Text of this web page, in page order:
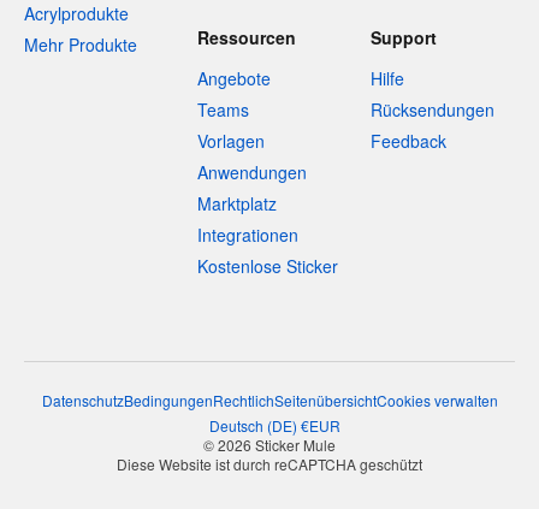
Acrylprodukte
Mehr Produkte
Ressourcen
Angebote
Teams
Vorlagen
Anwendungen
Marktplatz
Integrationen
Kostenlose Sticker
Support
Hilfe
Rücksendungen
Feedback
DatenschutzBedingungenRechtlichSeitenübersichtCookies verwalten
Deutsch (DE) €EUR
© 2026 Sticker Mule
Diese Website ist durch reCAPTCHA geschützt